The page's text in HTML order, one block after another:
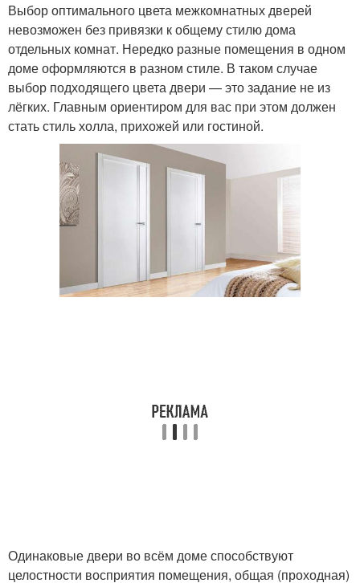
Выбор оптимального цвета межкомнатных дверей
невозможен без привязки к общему стилю дома
отдельных комнат. Нередко разные помещения в одном
доме оформляются в разном стиле. В таком случае
выбор подходящего цвета двери — это задание не из
лёгких. Главным ориентиром для вас при этом должен
стать стиль холла, прихожей или гостиной.
Одинаковые двери во всём доме способствуют
целостности восприятия помещения, общая (проходная)